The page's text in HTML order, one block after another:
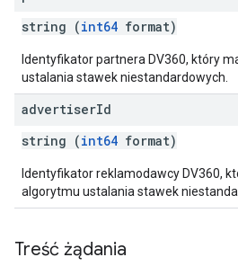
string (int64 format)
Identyfikator partnera DV360, który
ustalania stawek niestandardowych.
advertiserId
string (int64 format)
Identyfikator reklamodawcy DV360,
algorytmu ustalania stawek
Treść żądania